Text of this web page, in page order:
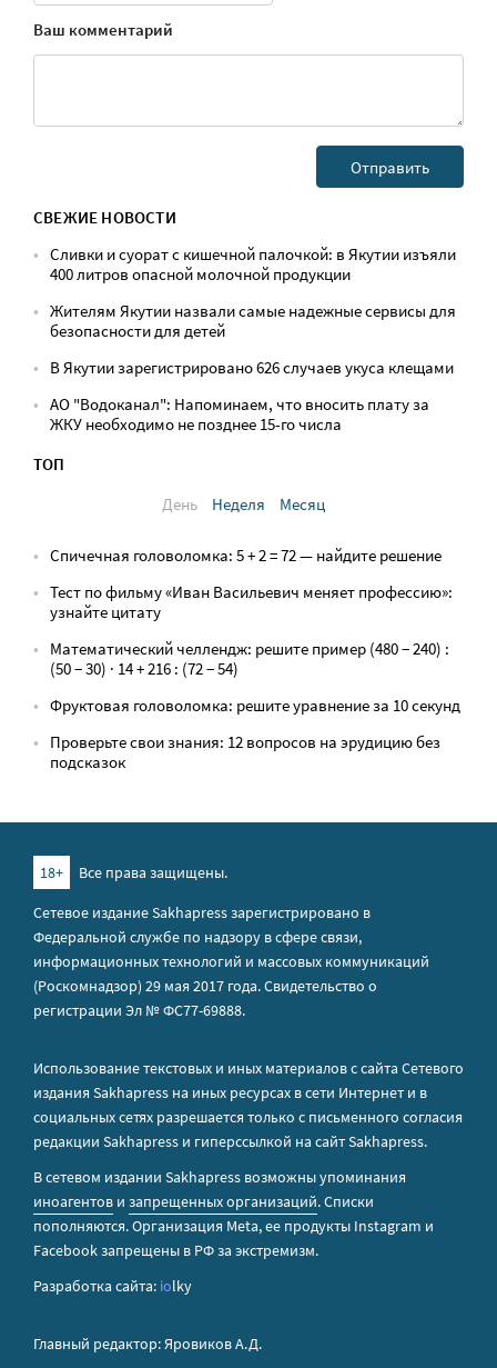
Ваш комментарий
СВЕЖИЕ НОВОСТИ
Сливки и суорат с кишечной палочкой: в Якутии изъяли
400 литров опасной молочной продукции
Жителям Якутии назвали самые надежные сервисы для
безопасности для детей
В Якутии зарегистрировано 626 случаев укуса клещами
АО "Водоканал": Напоминаем, что вносить плату за
ЖКУ необходимо не позднее 15-го числа
ТОП
День
Неделя Месяц
Спичечная головоломка: 5 + 2 = 72 — найдите решение
Тест по фильму «Иван Васильевич меняет профессию»:
узнайте цитату
Математический челлендж: решите пример (480 − 240) :
(50 − 30) · 14 + 216 : (72 − 54)
Фруктовая головоломка: решите уравнение за 10 секунд
Проверьте свои знания: 12 вопросов на эрудицию без
подсказок
18+
Все права защищены.
Сетевое издание Sakhapress зарегистрировано в
Федеральной службе по надзору в сфере связи,
информационных технологий и массовых коммуникаций
(Роскомнадзор) 29 мая 2017 года. Свидетельство о
регистрации Эл № ФС77-69888.
Использование текстовых и иных материалов с сайта Сетевого
издания Sakhapress на иных ресурсах в сети Интернет и в
социальных сетях разрешается только с письменного согласия
редакции Sakhapress и гиперссылкой на сайт Sakhapress.
В сетевом издании Sakhapress возможны упоминания
иноагентов и запрещенных организаций. Списки
пополняются. Организация Metа, ее продукты Instagram и
Facebook запрещены в РФ за экстремизм.
Разработка сайта: iolky
Главный редактор: Яровиков А.Д.